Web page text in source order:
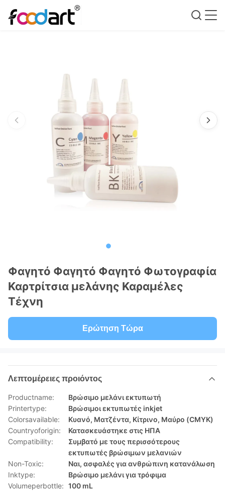
Φαγητό Φαγητό Φαγητό Φωτογραφία
Καρτρίτσια μελάνης Καραμέλες
Τέχνη
Ερώτηση Τώρα
Λεπτομέρειες προιόντος
Productname:
Βρώσιμο μελάνι εκτυπωτή
Printertype:
Βρώσιμοι εκτυπωτές inkjet
Colorsavailable:
Κυανό, Ματζέντα, Κίτρινο, Μαύρο (CMYK)
Countryoforigin:
Κατασκευάστηκε στις ΗΠΑ
Compatibility:
Συμβατό με τους περισσότερους
εκτυπωτές βρώσιμων μελανιών
Non-Toxic:
Ναι, ασφαλές για ανθρώπινη κατανάλωση
Inktype:
Βρώσιμο μελάνι για τρόφιμα
Volumeperbottle: 100 mL